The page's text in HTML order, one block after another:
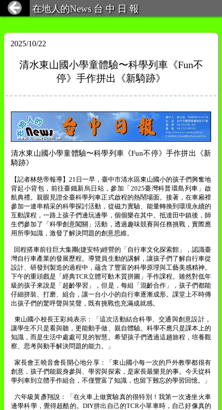
在地人的News 台 中 日 報
2025/10/22
清水東山國小學童體驗〜科學列車《Fun不
停》手作拼出《新騎跡》
清水東山國小學童體驗〜科學列車《Fun不停》手作拼出《新
騎跡》
【記者林慈帝報導】 21 日一早，臺中市清水區東山國小的孩子們興奮地
背起小背包，前往臺鐵新烏日站，參加「 2025臺灣科普環島列車」啟
航典禮。親眼見證全臺科學列車正式啟程的熱鬧場面。接著，在車廂裡
參加一連串精采的科學探討活動，從磁力實驗、能量轉換到環境永續的
互動課程，一路上孩子們邊玩邊學，個個樂在其中。抵達田中鎮後，師
生們參加了「科學創意闖關」活動，透過趣味競賽與任務挑戰，實際應
用所學知識，激發了解決問題的創意思維。
回程搭車前往巨大集團(捷安特)經營的「自行車文化探索館」，認識臺
灣自行車產業的發展歷程。導覽員生動的講解，讓孩子們了解自行車從
設計、研發到製造的過程中，蘊含了豐富的科學原理與工藝美感精神。
下午的重頭戲是「經典TCR立體可動木質拼圖」手作課程。雖然對低年
級的孩子來說是「超齡學習」，但是，每組「混齡合作」，孩子們都能
仔細拼裝、打磨、組合，讓一台小小的自行車逐漸成形。課堂上不時傳
出孩子們的驚呼聲與笑聲，既有挑戰也充滿成就感。
東山國小校長王彩純表示：「這次活動結合科學、交通與創意設計，
讓學生不只是看與聽，更能動手做、親自體驗。科學不應只是課本上的
知識，而是生活中處處可見的智慧。希望孩子們透過這趟旅程，培養觀
察、思考與動手解決問題的能力。」
家長會王曉音會長開心地分享：「東山國小每一次的戶外教學都很有
創意，孩子們能親身參與、學習與探索，是家長最樂見的事。今天從科
學列車到立體手作組合，不僅豐富了知識，也留下難忘的學習回憶。」
六年級黃彥翔說：「在火車上做實驗真的很特別！我第一次邊坐火車
邊學科學，覺得超酷的。 DIY拼出自己的TCR小單車時，自己好像真的